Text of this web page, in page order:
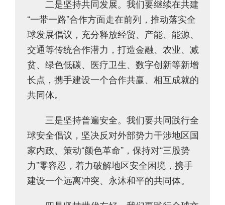
二是坚持共同发展。我们要继续在共建
“一带一路”合作方面走在前列，推动落实全
球发展倡议，充分释放经贸、产能、能源、
交通等传统合作潜力，打造金融、农业、减
贫、绿色低碳、医疗卫生、数字创新等新增
长点，携手建设一个合作共赢、相互成就的
共同体。
三是坚持普遍安全。我们要共同践行全
球安全倡议，坚决反对外部势力干涉地区国
家内政、策动“颜色革命”，保持对“三股势
力”零容忍，着力破解地区安全困境，携手
建设一个远离冲突、永沐和平的共同体。